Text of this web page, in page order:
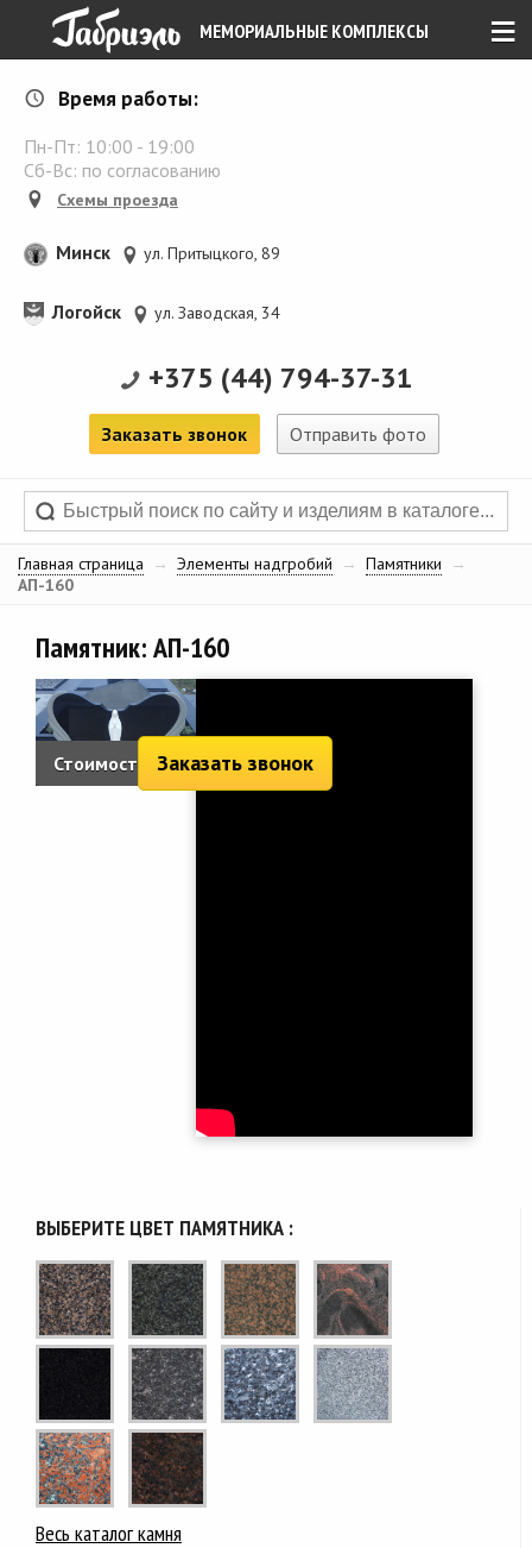
≡
МЕМОРИАЛЬНЫЕ КОМПЛЕКСЫ
Время работы:
Пн-Пт: 10:00 - 19:00
Сб-Вс: по согласованию
Схемы проезда
Минск ул. Притыцкого, 89
Логойск ул. Заводская, 34
+375 (44) 794-37-31
Заказать звонок Отправить фото
Главная страница → Элементы надгробий → Памятники
→
АП-160
Памятник: АП-160
Стоимость: 3 075 руб.
Заказать звонок
ВЫБЕРИТЕ ЦВЕТ ПАМЯТНИКА :
Весь каталог камня